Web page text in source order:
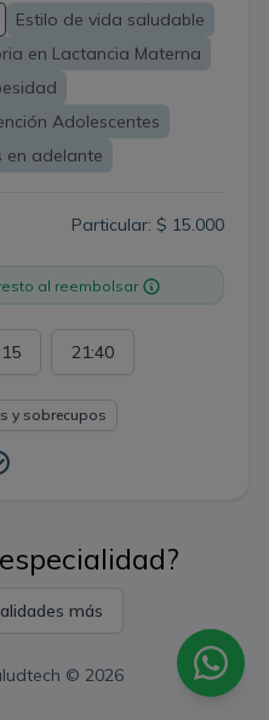
alcanzar sus objetivos
apoyo constante y
de manera realista y
que se adapten a
siempre buscando un
y te ayude a lograr lo
Estilo de vida saludable
en Lactancia Materna
Adolescentes
en adelante
Particular: $ 15.000
al reembolsar
21:40
y sobrecupos
más
© 2026